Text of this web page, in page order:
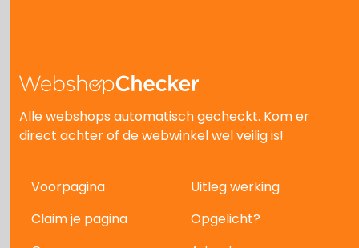
Alle webshops automatisch gecheckt. Kom er
direct achter of de webwinkel wel veilig is!
Voorpagina
Uitleg werking
Claim je pagina
Opgelicht?